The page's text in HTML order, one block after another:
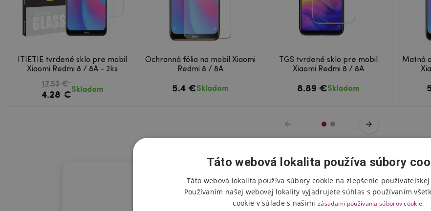
ITIETIE tvrdené sklo pre mobil
Xiaomi Redmi 8 / 8A - 2ks
17.52 €
4.28 €
Skladom
Ochranná fólia na mobil Xiaomi
Redmi 8 / 8A
5.4 €Skladom
TGS tvrdené sklo pre mobil
Xiaomi Redmi 8 / 8A
8.89 €Skladom
Matná
Hodnotenie produktu
Táto webová lokalita používa súbory
Táto webová lokalita používa súbory cookie na zlepšenie
Používaním našej webovej lokality vyjadrujete súhlas s používaním
cookie v súlade s našimi zásadami používania súborov cookie.